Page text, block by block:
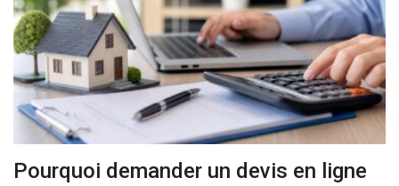
Pourquoi demander un devis en ligne